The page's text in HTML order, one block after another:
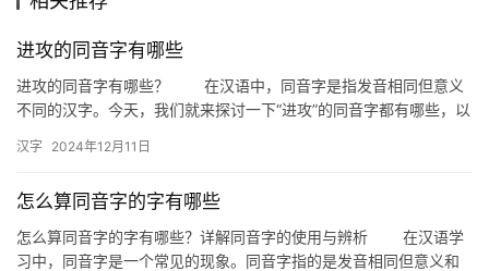
音
进攻的同音字有哪些
进攻的同音字有哪些？ 在汉语中，同音字是指发音相同但意义
不同的汉字。今天，我们就来探讨一下“进攻”的同音字都有哪些，以
汉字 2024年12月11日
怎么算同音字的字有哪些
怎么算同音字的字有哪些？详解同音字的使用与辨析 在汉语学
习中，同音字是一个常见的现象。同音字指的是发音相同但意义和